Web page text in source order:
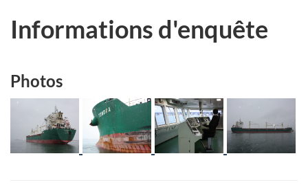
Informations d'enquête
Photos
Image Image Image Image